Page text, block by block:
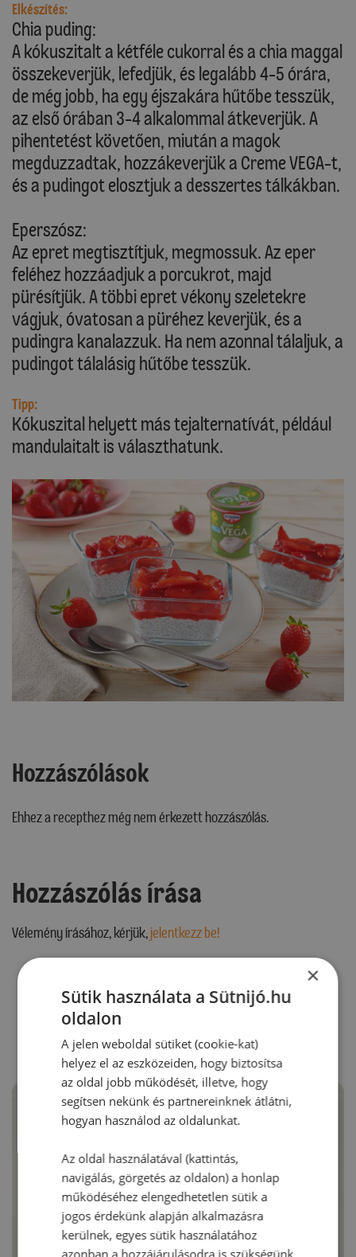
Elkészítés:
Chia puding:
A kókuszitalt a kétféle cukorral és a chia maggal
összekeverjük, lefedjük, és legalább 4-5 órára,
de még jobb, ha egy éjszakára hűtőbe tesszük,
az első órában 3-4 alkalommal átkeverjük. A
pihentetést követően, miután a magok
megduzzadtak, hozzákeverjük a Creme VEGA-t,
és a pudingot elosztjuk a desszertes tálkákban.
Eperszósz:
Az epret megtisztítjuk, megmossuk. Az eper
feléhez hozzáadjuk a porcukrot, majd
pürésítjük. A többi epret vékony szeletekre
vágjuk, óvatosan a püréhez keverjük, és a
pudingra kanalazzuk. Ha nem azonnal tálaljuk, a
pudingot tálalásig hűtőbe tesszük.
Tipp:
Kókuszital helyett más tejalternatívát, például
mandulaitalt is választhatunk.
Hozzászólások
Ehhez a recepthez még nem érkezett hozzászólás.
Hozzászólás írása
Vélemény írásához, kérjük,jelentkezz be!
RECEPTAJÁNLÓ
×
Sütik használata a Sütnijó.hu
oldalon
A jelen weboldal sütiket (cookie-kat)
helyez el az eszközeiden, hogy biztosítsa
az oldal jobb működését, illetve, hogy
segítsen nekünk és partnereinknek átlátni,
hogyan használod az oldalunkat.
Az oldal használatával (kattintás,
navigálás, görgetés az oldalon) a honlap
működéséhez elengedhetetlen sütik a
jogos érdekünk alapján alkalmazásra
kerülnek, egyes sütik használatához
azonban a hozzájárulásodra is szükségünk